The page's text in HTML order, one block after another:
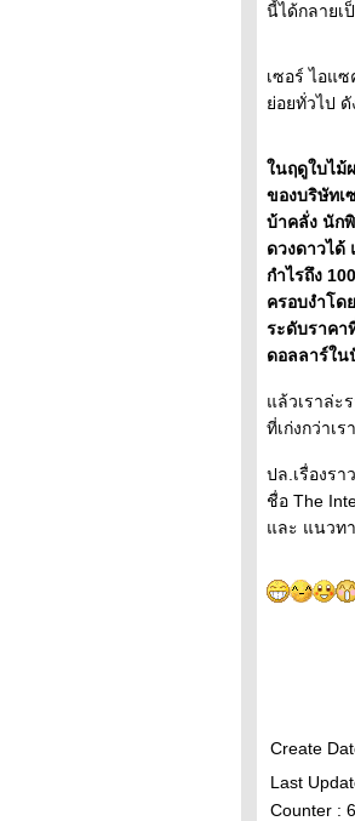
นี้ได้กลายเ
เซอร์ ไอแ
อยทั่วไป ดั
นฤดูใบไม้
ของบริษัทเ
บ้าคลั่ง นัก
ดวงดาวได้
กำไรถึง
ครอบงำโด
ระดับราคา
ดอลลาร์ใน
ล้วเราล่ะร
ที่เก่งกว่าเ
ปล.เรื่องร
ชื่อ The
ละ แนวทา
Create
Last
Counter :